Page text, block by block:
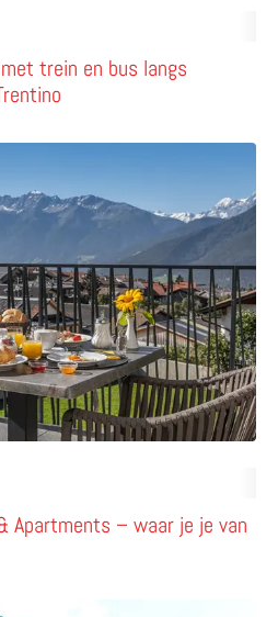
trein en bus langs
Apartments – waar je je van
Hotel Gloria – geniet